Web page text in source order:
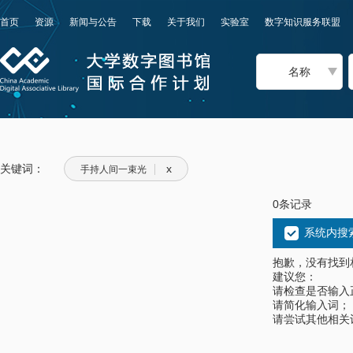
首页 资源 新闻与公告 下载 关于我们 实验室 数字知识服务联盟
名称
关键词： 手持人间一束光 x
0条记录
系统内搜
抱歉，没有找到
建议您：
请检查是否输入
请简化输入词；
请尝试其他相